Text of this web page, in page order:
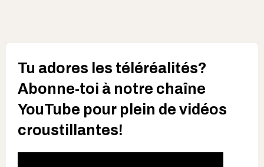
Tu adores les téléréalités?
Abonne-toi à notre chaîne
YouTube pour plein de vidéos
croustillantes!